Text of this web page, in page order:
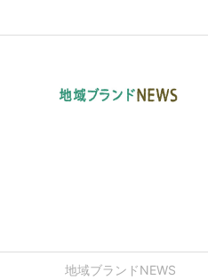
地域ブランドNEWS